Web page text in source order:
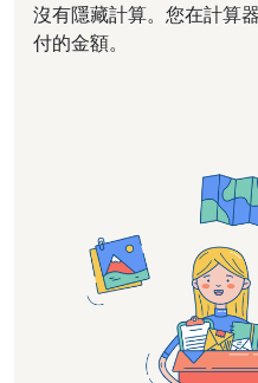
沒有隱藏計算。您在計算
付的金額。